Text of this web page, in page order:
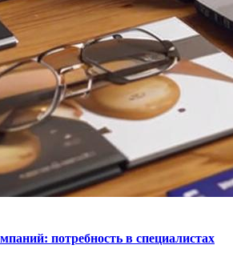
потребность в специалистах